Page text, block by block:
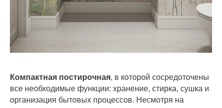
Компактная постирочная, в которой сосредоточены
все необходимые функции: хранение, стирка, сушка и
организация бытовых процессов. Несмотря на